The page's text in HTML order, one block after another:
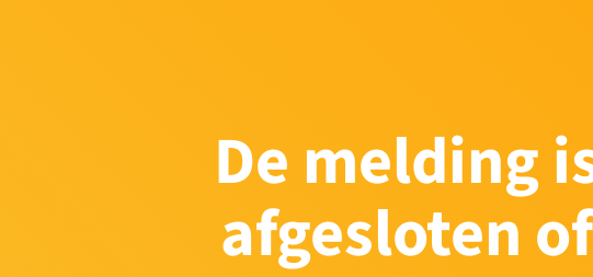
De melding
afgesloten of